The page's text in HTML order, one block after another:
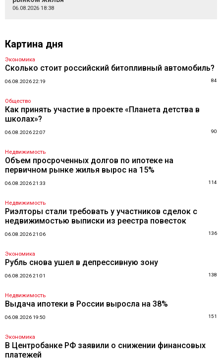
06.08.2026 18:38
Картина дня
Экономика
Сколько стоит российский битопливный автомобиль?
06.08.2026 22:19 84
Общество
Как принять участие в проекте «Планета детства в
школах»?
06.08.2026 22:07 90
Недвижимость
Объем просроченных долгов по ипотеке на
первичном рынке жилья вырос на 15%
06.08.2026 21:33 114
Недвижимость
Риэлторы стали требовать у участников сделок с
недвижимостью выписки из реестра повесток
06.08.2026 21:06 136
Экономика
Рубль снова ушел в депрессивную зону
06.08.2026 21:01 138
Недвижимость
Выдача ипотеки в России выросла на 38%
06.08.2026 19:50 151
Экономика
В Центробанке РФ заявили о снижении финансовых
платежей